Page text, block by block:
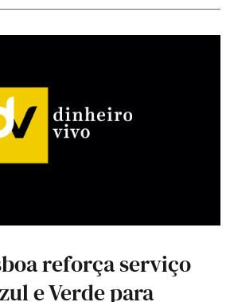
reforça serviço
e Verde para